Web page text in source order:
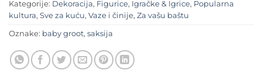
Kategorije: Dekoracija, Figurice, Igračke & Igrice, Popularna
kultura, Sve za kuću, Vaze i činije, Za vašu baštu
Oznake: baby groot, saksija